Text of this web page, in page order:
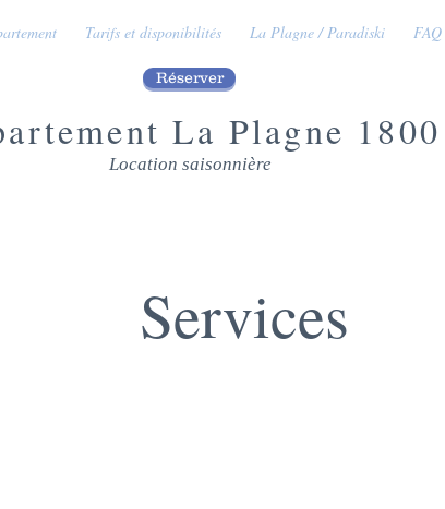
Tarifs et disponibilités La Plagne / Paradiski FAQ
Réserver
La Plagne 1800
Location saisonnière
Services